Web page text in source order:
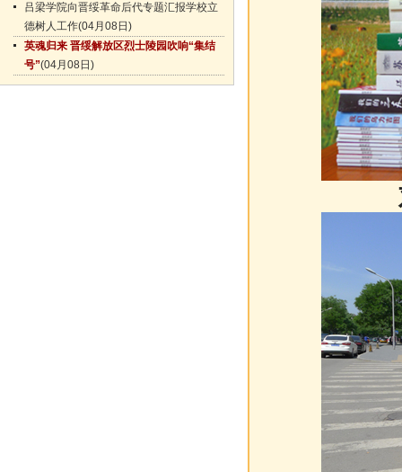
吕梁学院向晋绥革命后代专题汇报学校立
德树人工作(04月08日)
英魂归来 晋绥解放区烈士陵园吹响“集结
号”(04月08日)